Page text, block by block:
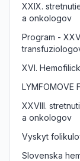
XXIX.
a onkologov
Program -
XVI.
LYMFOMOVE
XXVIII.
a onkologov
Vyskyt
Slovenska